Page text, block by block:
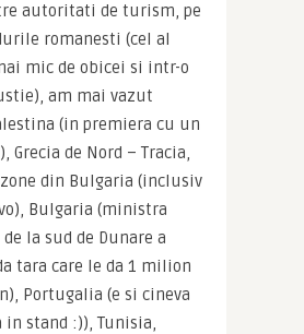
autoritati de turism, pe
romanesti (cel al
mic de obicei si intr-o
am mai vazut
(in premiera cu un
Grecia de Nord – Tracia,
din Bulgaria (inclusiv
Bulgaria (ministra
la sud de Dunare a
tara care le da 1 milion
Portugalia (e si cineva
stand :)), Tunisia,